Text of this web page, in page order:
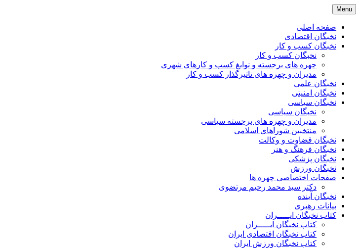
Skip
to
content
Menu
صفحه اصلی
نخبگان اقتصادی
نخبگان کسب و کار
نخبگان کسب و کار
چهره های برجسته و نوابغ کسب و کارهای شهری
مدیران و چهره های تاثیرگذار کسب و کار
نخبگان علمی
نخبگان امنیتی
نخبگان سیاسی
نخبگان سیاسی
مدیران و چهره های برجسته سیاسی
منتخبین شوراهای اسلامی
نخبگان قضاوت و وکالت
نخبگان فرهنگ و هنر
نخبگان پزشکی
نخبگان ورزش
صفحات اختصاصی چهره ها
دکتر سید محمد رحیم مرتضوی
نخبگان آینده
بیانات رهبری
کتاب نخبگان ایـــــران
کتاب نخبگان ایـــــران
کتاب نخبگان اقتصادی ایران
کتاب نخبگان ورزش ایران